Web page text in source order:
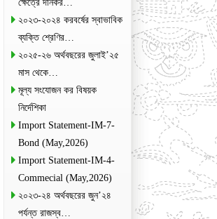
ক্ষেত্রে দানকর…
২০২৩-২০২৪ করবর্ষের স্বাভাবিক
ব্যক্তি শ্রেণির…
২০২৫-২৬ অর্থবছরের জুলাই’২৫
মাস থেকে…
মূল্য সংযোজন কর বিষয়ক
নির্দেশিকা
Import Statement-IM-7-
Bond (May,2026)
Import Statement-IM-4-
Commecial (May,2026)
২০২৩-২৪ অর্থবছরের জুন’২৪
পর্যন্ত রাজস্ব…